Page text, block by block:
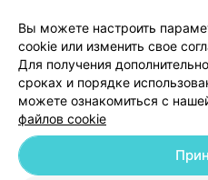
Обработка
© 2026 ООО «Артокс Лаб», УНП
Вы можете настроить
cookie или изменить свое
Для получения
сроках и порядке
можете ознакомиться с
файлов cookie